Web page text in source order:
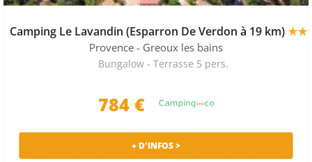
Camping Le Lavandin (Esparron De Verdon à 19 km)
Provence - Greoux les bains
Bungalow - Terrasse 5 pers.
784 €
+ D'INFOS >